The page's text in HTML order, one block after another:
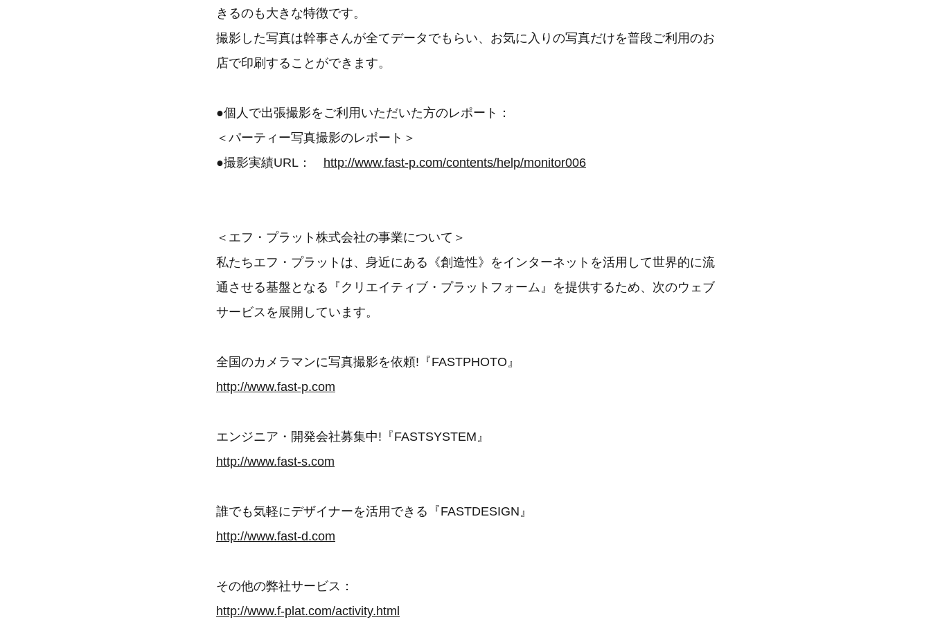
きるのも大きな特徴です。
撮影した写真は幹事さんが全てデータでもらい、お気に入りの写真だけを普段ご利用のお
店で印刷することができます。
●個人で出張撮影をご利用いただいた方のレポート：
＜パーティー写真撮影のレポート＞
●撮影実績URL： http://www.fast-p.com/contents/help/monitor006
＜エフ・プラット株式会社の事業について＞
私たちエフ・プラットは、身近にある《創造性》をインターネットを活用して世界的に流
通させる基盤となる『クリエイティブ・プラットフォーム』を提供するため、次のウェブ
サービスを展開しています。
全国のカメラマンに写真撮影を依頼!『FASTPHOTO』
http://www.fast-p.com
エンジニア・開発会社募集中!『FASTSYSTEM』
http://www.fast-s.com
誰でも気軽にデザイナーを活用できる『FASTDESIGN』
http://www.fast-d.com
その他の弊社サービス：
http://www.f-plat.com/activity.html